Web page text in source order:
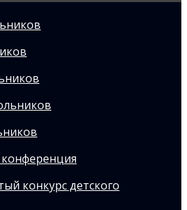
конкурс детского